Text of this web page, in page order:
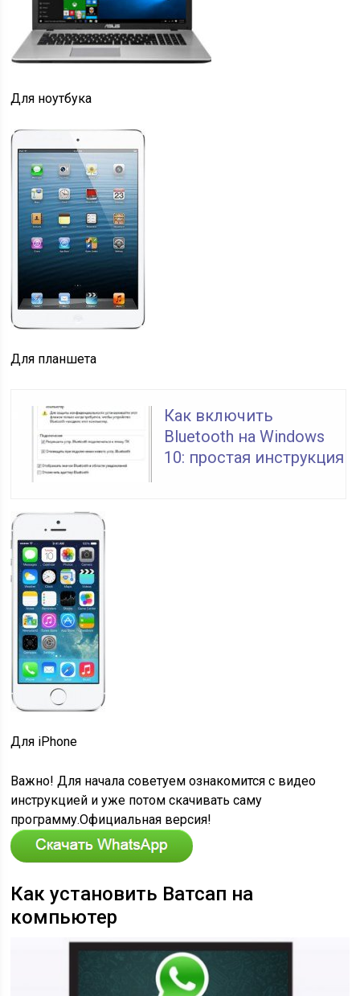
Для ноутбука
Для планшета
Как включить
Bluetooth на Windows
10: простая инструкция
Для iPhone
Важно! Для начала советуем ознакомится с видео
инструкцией и уже потом скачивать саму
программу.Официальная версия!
Как установить Ватсап на
компьютер